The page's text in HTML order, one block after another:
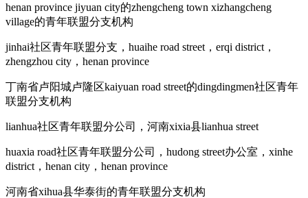
henan province jiyuan city的zhengcheng town xizhangcheng
village的青年联盟分支机构
jinhai社区青年联盟分支，huaihe road street，erqi district，
zhengzhou city，henan province
丁南省卢阳城卢隆区kaiyuan road street的dingdingmen社区青年
联盟分支机构
lianhua社区青年联盟分公司，河南xixia县lianhua street
huaxia road社区青年联盟分公司，hudong street办公室，xinhe
district，henan city，henan province
河南省xihua县华泰街的青年联盟分支机构